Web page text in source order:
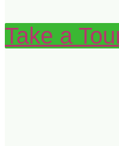
Take a